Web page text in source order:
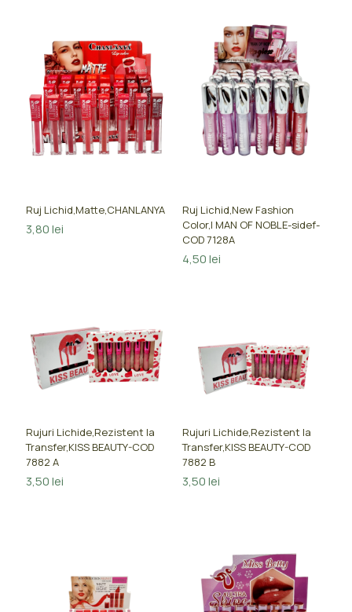
Ruj Lichid,Matte,CHANLANYA
3,80lei
Ruj Lichid,New Fashion
Color,I MAN OF NOBLE-sidef-
COD 7128A
4,50lei
Rujuri Lichide,Rezistent la
Transfer,KISS BEAUTY-COD
7882 A
3,50lei
Rujuri Lichide,Rezistent la
Transfer,KISS BEAUTY-COD
7882 B
3,50lei